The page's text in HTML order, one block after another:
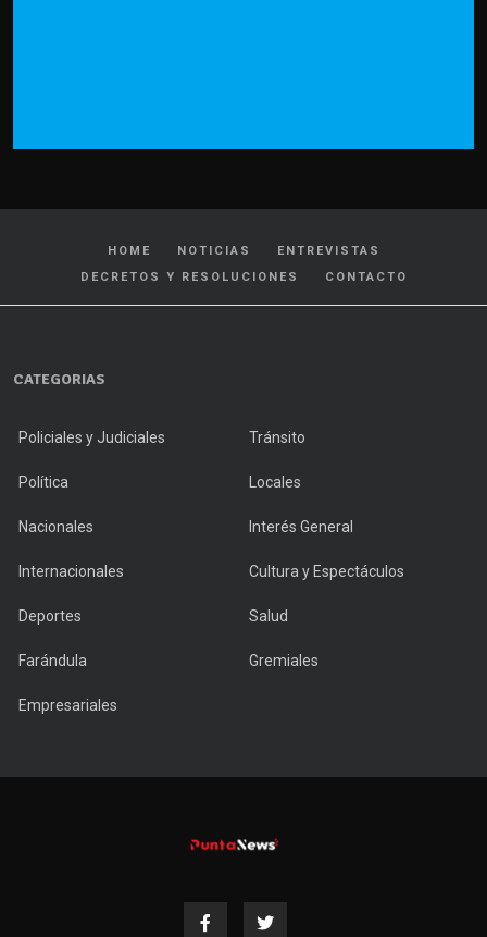
HOME NOTICIAS
ENTREVISTAS
DECRETOS Y RESOLUCIONES
CONTACTO
CATEGORIAS
Policiales y Judiciales Tránsito
Política Locales
Nacionales Interés General
Internacionales Cultura y Espectáculos
Deportes Salud
Farándula Gremiales
Empresariales